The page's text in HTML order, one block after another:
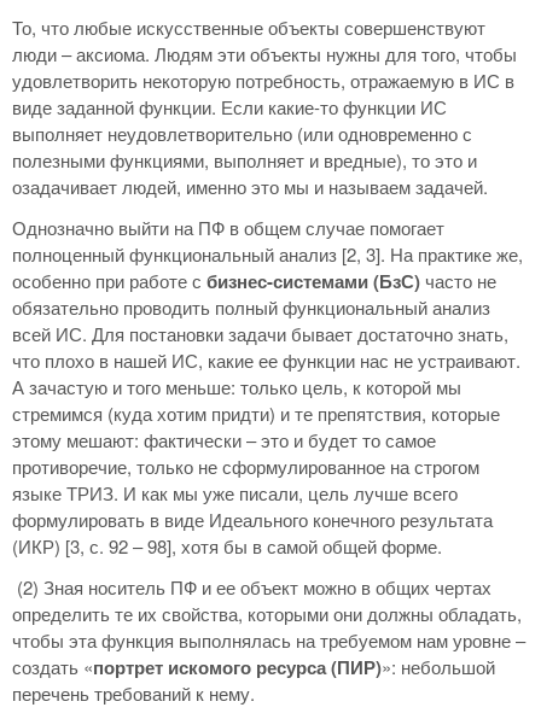
То, что любые искусственные объекты совершенствуют
люди – аксиома. Людям эти объекты нужны для того, чтобы
удовлетворить некоторую потребность, отражаемую в ИС в
виде заданной функции. Если какие-то функции ИС
выполняет неудовлетворительно (или одновременно с
полезными функциями, выполняет и вредные), то это и
озадачивает людей, именно это мы и называем задачей.
Однозначно выйти на ПФ в общем случае помогает
полноценный функциональный анализ [2, 3]. На практике же,
особенно при работе с бизнес-системами(БзС) часто не
обязательно проводить полный функциональный анализ
всей ИС. Для постановки задачи бывает достаточно знать,
что плохо в нашей ИС, какие ее функции нас не устраивают.
А зачастую и того меньше: только цель, к которой мы
стремимся (куда хотим придти) и те препятствия, которые
этому мешают: фактически – это и будет то самое
противоречие, только не сформулированное на строгом
языке ТРИЗ. И как мы уже писали, цель лучше всего
формулировать в виде Идеального конечного результата
(ИКР) [3, с. 92 – 98], хотя бы в самой общей форме.
(2) Зная носитель ПФ и ее объект можно в общих чертах
определить те их свойства, которыми они должны обладать,
чтобы эта функция выполнялась на требуемом нам уровне –
создать «портрет искомого ресурса (ПИР)»: небольшой
перечень требований к нему.